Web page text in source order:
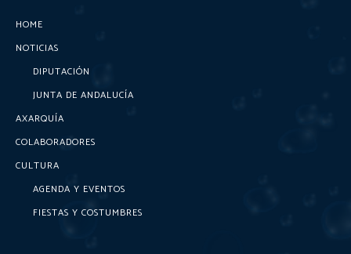
HOME
NOTICIAS
DIPUTACIÓN
JUNTA DE ANDALUCÍA
AXARQUÍA
COLABORADORES
CULTURA
AGENDA Y EVENTOS
FIESTAS Y COSTUMBRES